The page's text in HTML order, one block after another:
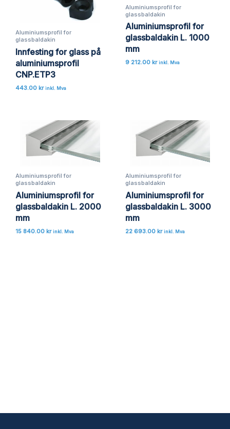
Aluminiumsprofil for
glassbaldakin
Innfesting for glass på
aluminiumsprofil
CNP.ETP3
443.00 kr inkl. Mva
Aluminiumsprofil for
glassbaldakin
Aluminiumsprofil for
glassbaldakin L. 1000
mm
9 212.00 kr inkl. Mva
Aluminiumsprofil for
glassbaldakin
Aluminiumsprofil for
glassbaldakin L. 2000
mm
15 840.00 kr inkl. Mva
Aluminiumsprofil for
glassbaldakin
Aluminiumsprofil for
glassbaldakin L. 3000
mm
22 693.00 kr inkl. Mva